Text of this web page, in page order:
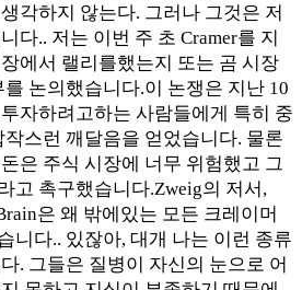
각하지 않는다. 그러나 그것은 저
다.. 저는 이번 주 초 Cramer를 지
에서 랠리를했는지 또는 곰 시장
논의했습니다.이 논쟁은 지난 10
자하려고하는 사람들에게 특히 중
스런 깨달음을 얻었습니다. 물론
은 주식 시장에 너무 위험했고 그
고 촉구했습니다.Zweig의 저서,
은 왜 밖에있는 모든 크레이머
니다.. 있잖아, 대개 나는 이런 종류
. 그들은 질병이 자신의 눈으로 어